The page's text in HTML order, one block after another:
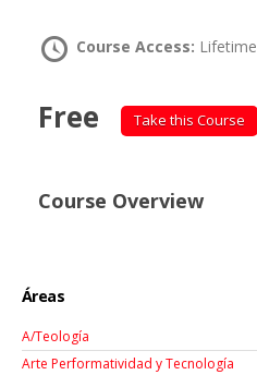
Course Access: Lifetime
Free Take this Course
Course Overview
Áreas
A/Teología
Arte Performatividad y Tecnología